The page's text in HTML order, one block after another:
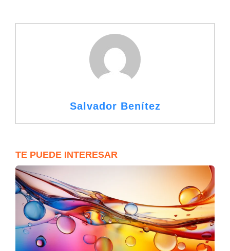
Salvador Benítez
TE PUEDE INTERESAR